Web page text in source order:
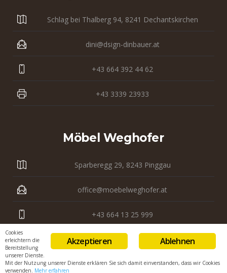
Schlag bei Thalberg 94, 8241 Dechantskirchen
dini@dsign-dinbauer.at
+43 664 392 44 62
+43 3339 23933
Möbel Weghofer
Sparberegg 29, 8243 Pinggau
office@moebelweghofer.at
+43 664 13 25 999
+43 3339 23 121 Ablehnen
Akzeptieren
Cookies
erleichtern die
Bereitstellung
unserer Dienste.
Mit der Nutzung unserer Dienste erklären Sie sich damit einverstanden, dass wir Cookies
verwenden. Mehr erfahren